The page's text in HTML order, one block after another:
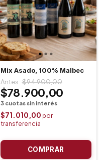
Mix Asado, 100% Malbec
$78.900,00
$94.900,00
$71.010,00